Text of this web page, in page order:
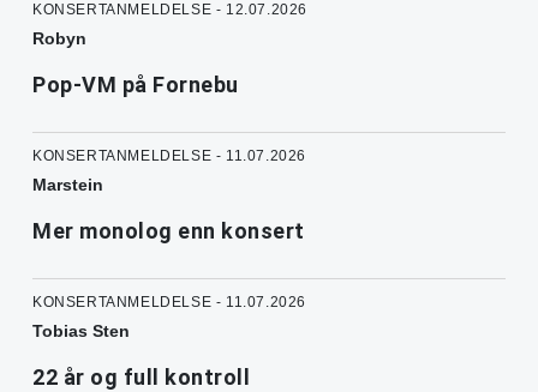
KONSERTANMELDELSE - 12.07.2026
Robyn
Pop-VM på Fornebu
KONSERTANMELDELSE - 11.07.2026
Marstein
Mer monolog enn konsert
KONSERTANMELDELSE - 11.07.2026
Tobias Sten
22 år og full kontroll